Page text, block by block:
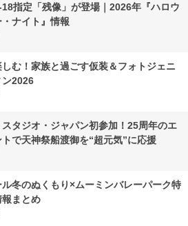
指定「残像」が登場｜2026年『ハロウ
ナイト』情報
む！家族と過ごす仮装＆フォトジェニ
ン2026
タジオ・ジャパン初参加！25周年のエ
で天神祭船渡御を“超元気”に応援
冬のぬくもり×ムーミンバレーパーク特
まとめ